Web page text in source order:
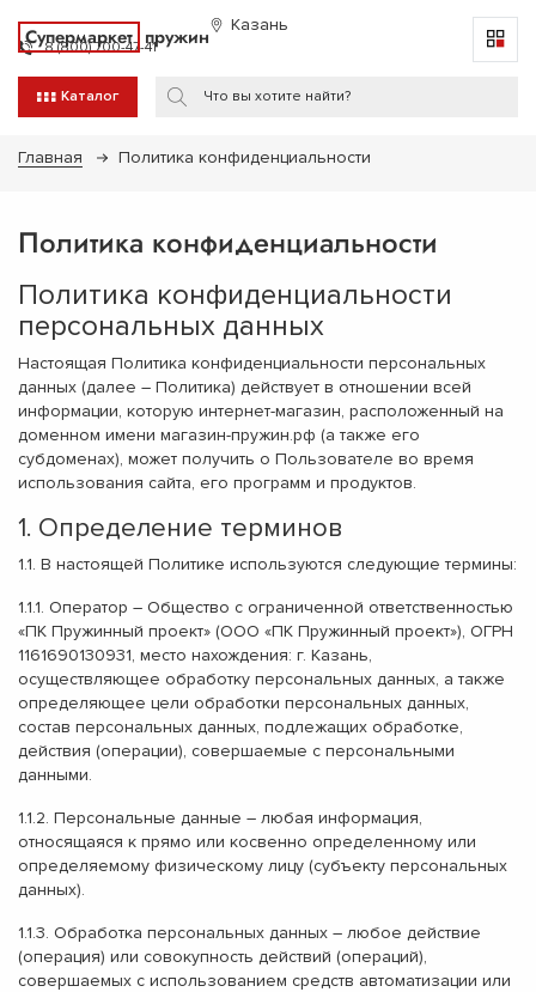
Супермаркет пружин Казань
8 (800) 700-47-41
Каталог
Главная Политика конфиденциальности
Политика конфиденциальности
Политика конфиденциальности
персональных данных
Настоящая Политика конфиденциальности персональных
данных (далее – Политика) действует в отношении всей
информации, которую интернет-магазин, расположенный на
доменном имени магазин-пружин.рф (а также его
субдоменах), может получить о Пользователе во время
использования сайта, его программ и продуктов.
1. Определение терминов
1.1. В настоящей Политике используются следующие термины:
1.1.1. Оператор – Общество с ограниченной ответственностью
«ПК Пружинный проект» (ООО «ПК Пружинный проект»), ОГРН
1161690130931, место нахождения: г. Казань,
осуществляющее обработку персональных данных, а также
определяющее цели обработки персональных данных,
состав персональных данных, подлежащих обработке,
действия (операции), совершаемые с персональными
данными.
1.1.2. Персональные данные – любая информация,
относящаяся к прямо или косвенно определенному или
определяемому физическому лицу (субъекту персональных
данных).
1.1.3. Обработка персональных данных – любое действие
(операция) или совокупность действий (операций),
совершаемых с использованием средств автоматизации или